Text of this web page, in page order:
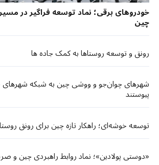
خودروهای برقی؛ نماد توسعه فراگیر در
چین
رونق و توسعه روستاها به کمک جاده ها
شهرهای چوان‌جو و ووشی چین به شبکه شهرهای
پیوستند
توسعه خوشه‌ای؛ راهکار تازه چین برای رونق
«دوستی پولادین»؛ نماد روابط راهبردی چین و